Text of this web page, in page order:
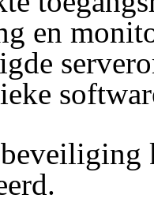
en